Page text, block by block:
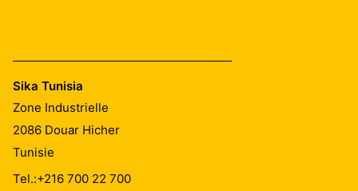
Sika Tunisia
Zone Industrielle
2086 Douar Hicher
Tunisie
Tel.:+216 700 22 700